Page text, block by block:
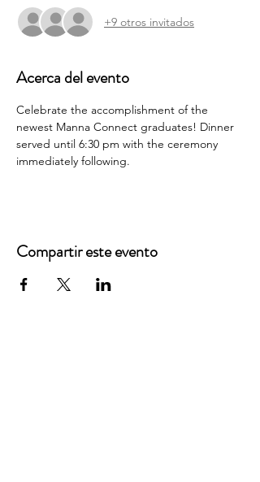
+9 otros invitados
Acerca del evento
Celebrate the accomplishment of the
newest Manna Connect graduates! Dinner
served until 6:30 pm with the ceremony
immediately following.
Compartir este evento